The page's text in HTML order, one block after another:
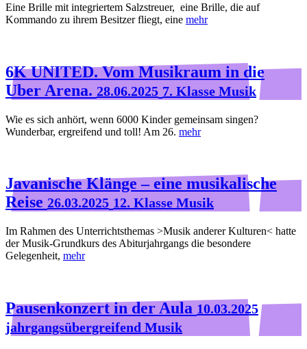
Eine Brille mit integriertem Salzstreuer, eine Brille, die auf
Kommando zu ihrem Besitzer fliegt, eine mehr
6K UNITED. Vom Musikraum in die
Uber Arena. 28.06.2025 7. Klasse Musik
Wie es sich anhört, wenn 6000 Kinder gemeinsam singen?
Wunderbar, ergreifend und toll! Am 26. mehr
Javanische Klänge – eine musikalische
Reise 26.03.2025 12. Klasse Musik
Im Rahmen des Unterrichtsthemas >Musik anderer Kulturen< hatte
der Musik-Grundkurs des Abiturjahrgangs die besondere
Gelegenheit, mehr
Pausenkonzert in der Aula 10.03.2025
jahrgangsübergreifend Musik